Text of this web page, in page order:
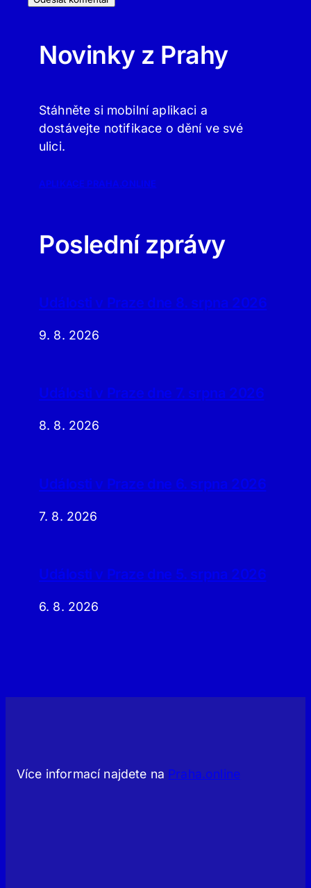
Novinky z Prahy
Stáhněte si mobilní aplikaci a
dostávejte notifikace o dění ve své
ulici.
APLIKACE PRAHA.ONLINE
Poslední zprávy
Události v Praze dne 8. srpna 2026
9. 8. 2026
Události v Praze dne 7. srpna 2026
8. 8. 2026
Události v Praze dne 6. srpna 2026
7. 8. 2026
Události v Praze dne 5. srpna 2026
6. 8. 2026
Více informací najdete na Praha.online